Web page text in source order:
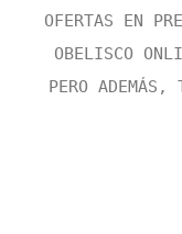
OFERTAS EN
OBELISCO
PERO ADEMÁS,